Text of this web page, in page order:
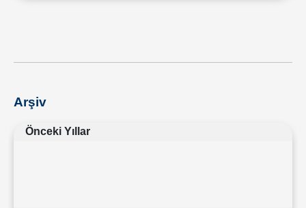
Arşiv
Önceki Yıllar